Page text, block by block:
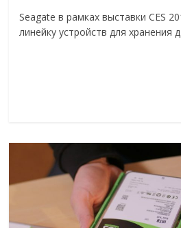
Seagate в рамках выставки CES
линейку устройств для хранения